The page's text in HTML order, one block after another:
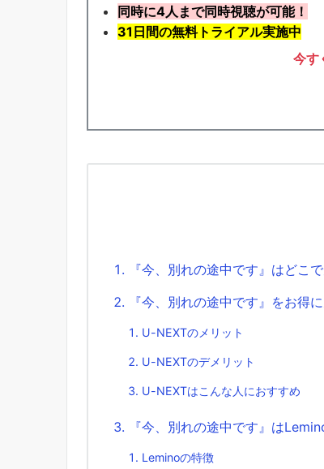
同時に4人まで同時視聴が可能！
31日間の無料トライアル実施中
今す
『今、別れの途中です』はどこ
『今、別れの途中です』をお得
U-NEXTのメリット
U-NEXTのデメリット
U-NEXTはこんな人におすすめ
『今、別れの途中です』は
Leminoの特徴